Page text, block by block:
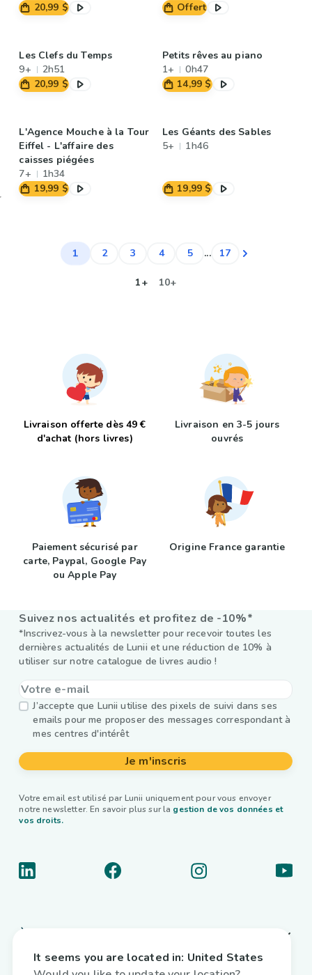
20,99 $
Offert
Les Clefs du Temps
9+
2h51
20,99 $
Petits rêves au piano
1+
0h47
14,99 $
L'Agence Mouche à la Tour
Eiffel - L'affaire des
caisses piégées
7+
1h34
19,99 $
Les Géants des Sables
5+
1h46
19,99 $
1 2 3 4 5 ... 17
1+ 10+
Livraison offerte dès 49 €
d'achat (hors livres)
Livraison en 3-5 jours
ouvrés
Paiement sécurisé par
carte, Paypal, Google Pay
ou Apple Pay
Origine France garantie
Suivez nos actualités et profitez de -10%*
*Inscrivez-vous à la newsletter pour recevoir toutes les
dernières actualités de Lunii et une réduction de 10% à
utiliser sur notre catalogue de livres audio !
J’accepte que Lunii utilise des pixels de suivi dans ses
emails pour me proposer des messages correspondant à
mes centres d'intérêt
Je m'inscris
Votre email est utilisé par Lunii uniquement pour vous envoyer
notre newsletter. En savoir plus sur la gestion de vos données et
vos droits.
Liens utiles
It seems you are located in: United States